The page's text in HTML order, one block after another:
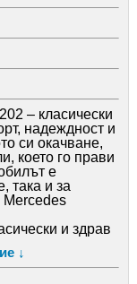
– класически
надеждност и
си окачване,
което го прави
е
така и за
Mercedes
и здрав
както за
↓